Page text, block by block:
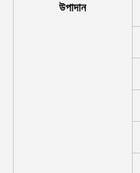
উপাদান